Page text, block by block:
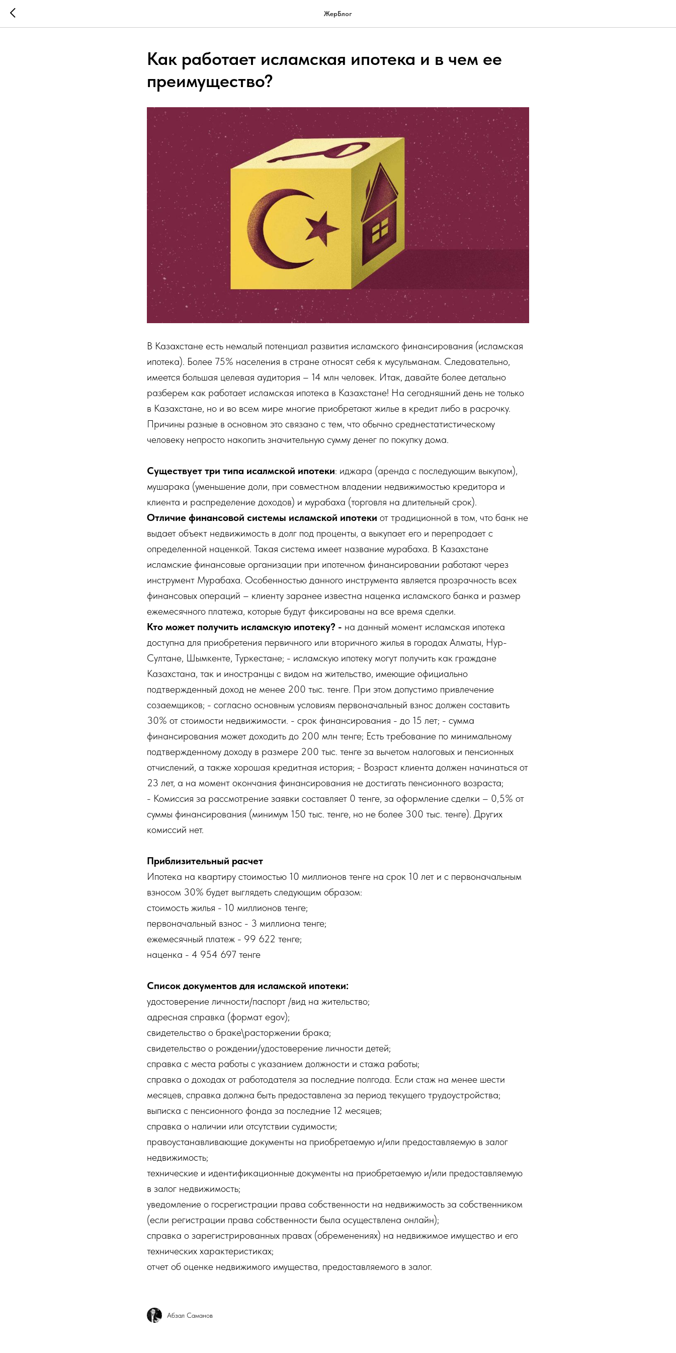
ЖерБлог
Как работает исламская ипотека и в чем ее
преимущество?
В Казахстане есть немалый потенциал развития исламского финансирования (исламская
ипотека). Более 75% населения в стране относят себя к мусульманам. Следовательно,
имеется большая целевая аудитория – 14 млн человек. Итак, давайте более детально
разберем как работает исламская ипотека в Казахстане! На сегодняшний день не только
в Казахстане, но и во всем мире многие приобретают жилье в кредит либо в расрочку.
Причины разные в основном это связано с тем, что обычно среднестатистическому
человеку непросто накопить значительную сумму денег по покупку дома.
Существует три типа исалмской ипотеки: иджара (аренда с последующим выкупом),
мушарака (уменьшение доли, при совместном владении недвижимостью кредитора и
клиента и распределение доходов) и мурабаха (торговля на длительный срок).
Отличие финансовой системы исламской ипотеки от традиционной в том, что банк не
выдает объект недвижимость в долг под проценты, а выкупает его и перепродает с
определенной наценкой. Такая система имеет название мурабаха. В Казахстане
исламские финансовые организации при ипотечном финансировании работают через
инструмент Мурабаха. Особенностью данного инструмента является прозрачность всех
финансовых операций – клиенту заранее известна наценка исламского банка и размер
ежемесячного платежа, которые будут фиксированы на все время сделки.
Кто может получить исламскую ипотеку? - на данный момент исламская ипотека
доступна для приобретения первичного или вторичного жилья в городах Алматы, Нур-
Султане, Шымкенте, Туркестане; - исламскую ипотеку могут получить как граждане
Казахстана, так и иностранцы с видом на жительство, имеющие официально
подтвержденный доход не менее 200 тыс. тенге. При этом допустимо привлечение
созаемщиков; - согласно основным условиям первоначальный взнос должен составить
30% от стоимости недвижимости. - срок финансирования - до 15 лет; - сумма
финансирования может доходить до 200 млн тенге; Есть требование по минимальному
подтвержденному доходу в размере 200 тыс. тенге за вычетом налоговых и пенсионных
отчислений, а также хорошая кредитная история; - Возраст клиента должен начинаться от
23 лет, а на момент окончания финансирования не достигать пенсионного возраста;
- Комиссия за рассмотрение заявки составляет 0 тенге, за оформление сделки – 0,5% от
суммы финансирования (минимум 150 тыс. тенге, но не более 300 тыс. тенге). Других
комиссий нет.
Приблизительный расчет
Ипотека на квартиру стоимостью 10 миллионов тенге на срок 10 лет и с первоначальным
взносом 30% будет выглядеть следующим образом:
стоимость жилья - 10 миллионов тенге;
первоначальный взнос - 3 миллиона тенге;
ежемесячный платеж - 99 622 тенге;
наценка - 4 954 697 тенге
Список документов для исламской ипотеки:
удостоверение личности/паспорт /вид на жительство;
адресная справка (формат egov);
свидетельство о браке\расторжении брака;
свидетельство о рождении/удостоверение личности детей;
справка с места работы с указанием должности и стажа работы;
справка о доходах от работодателя за последние полгода. Если стаж на менее шести
месяцев, справка должна быть предоставлена за период текущего трудоустройства;
выписка с пенсионного фонда за последние 12 месяцев;
справка о наличии или отсутствии судимости;
правоустанавливающие документы на приобретаемую и/или предоставляемую в залог
недвижимость;
технические и идентификационные документы на приобретаемую и/или предоставляемую
в залог недвижимость;
уведомление о госрегистрации права собственности на недвижимость за собственником
(если регистрации права собственности была осуществлена онлайн);
справка о зарегистрированных правах (обременениях) на недвижимое имущество и его
технических характеристиках;
отчет об оценке недвижимого имущества, предоставляемого в залог.
Абзал Саманов